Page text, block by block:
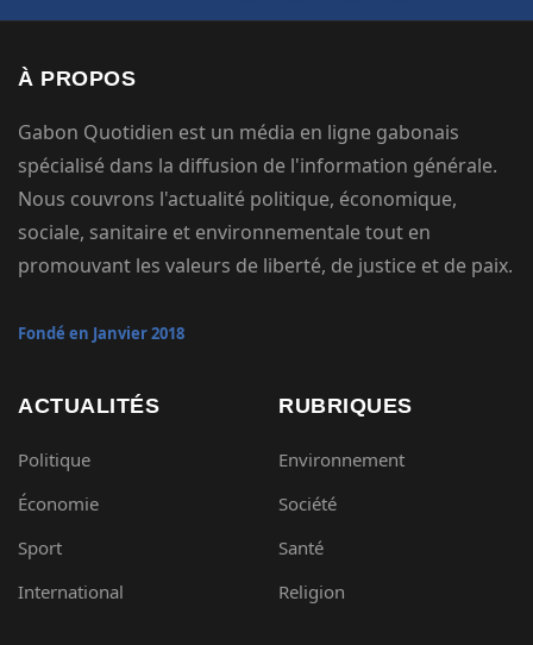
À PROPOS
Gabon Quotidien est un média en ligne gabonais
spécialisé dans la diffusion de l'information générale.
Nous couvrons l'actualité politique, économique,
sociale, sanitaire et environnementale tout en
promouvant les valeurs de liberté, de justice et de paix.
Fondé en Janvier 2018
ACTUALITÉS
Politique
Économie
Sport
International
RUBRIQUES
Environnement
Société
Santé
Religion